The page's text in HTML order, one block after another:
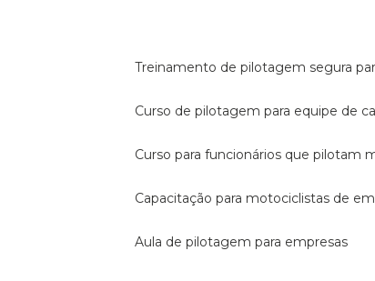
treinamento de pilotagem segura
curso de pilotagem para equipe de
curso para funcionários que pilotam
capacitação para motociclistas de
aula de pilotagem para empresas